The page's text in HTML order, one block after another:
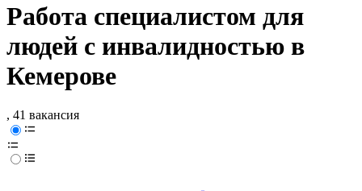
Работа специалистом для
людей с инвалидностью в
Кемерове
, 41 вакансия